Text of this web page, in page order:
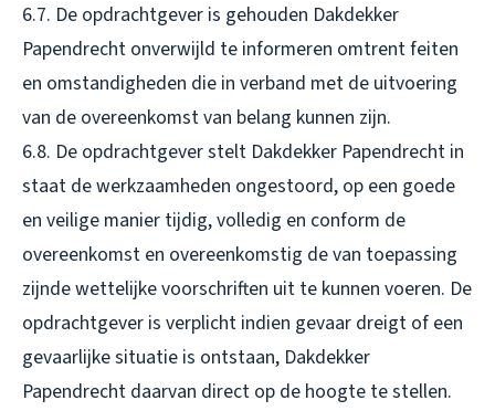
6.7. De opdrachtgever is gehouden Dakdekker
Papendrecht onverwijld te informeren omtrent feiten
en omstandigheden die in verband met de uitvoering
van de overeenkomst van belang kunnen zijn.
6.8. De opdrachtgever stelt Dakdekker Papendrecht in
staat de werkzaamheden ongestoord, op een goede
en veilige manier tijdig, volledig en conform de
overeenkomst en overeenkomstig de van toepassing
zijnde wettelijke voorschriften uit te kunnen voeren. De
opdrachtgever is verplicht indien gevaar dreigt of een
gevaarlijke situatie is ontstaan, Dakdekker
Papendrecht daarvan direct op de hoogte te stellen.